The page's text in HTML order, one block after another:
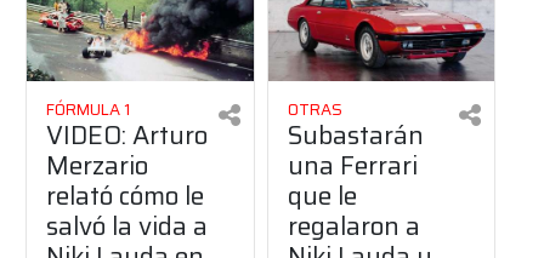
FÓRMULA 1
VIDEO: Arturo
Merzario
relató cómo le
salvó la vida a
OTRAS
Subastarán
una Ferrari
que le
regalaron a